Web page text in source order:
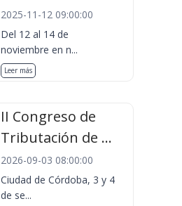
2025-11-12 09:00:00
Del 12 al 14 de
noviembre en n...
Leer más
II Congreso de
Tributación de ...
2026-09-03 08:00:00
Ciudad de Córdoba, 3 y 4
de se...